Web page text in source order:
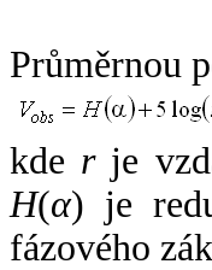
Průměrnou
kde rje
H(α) je
fázového